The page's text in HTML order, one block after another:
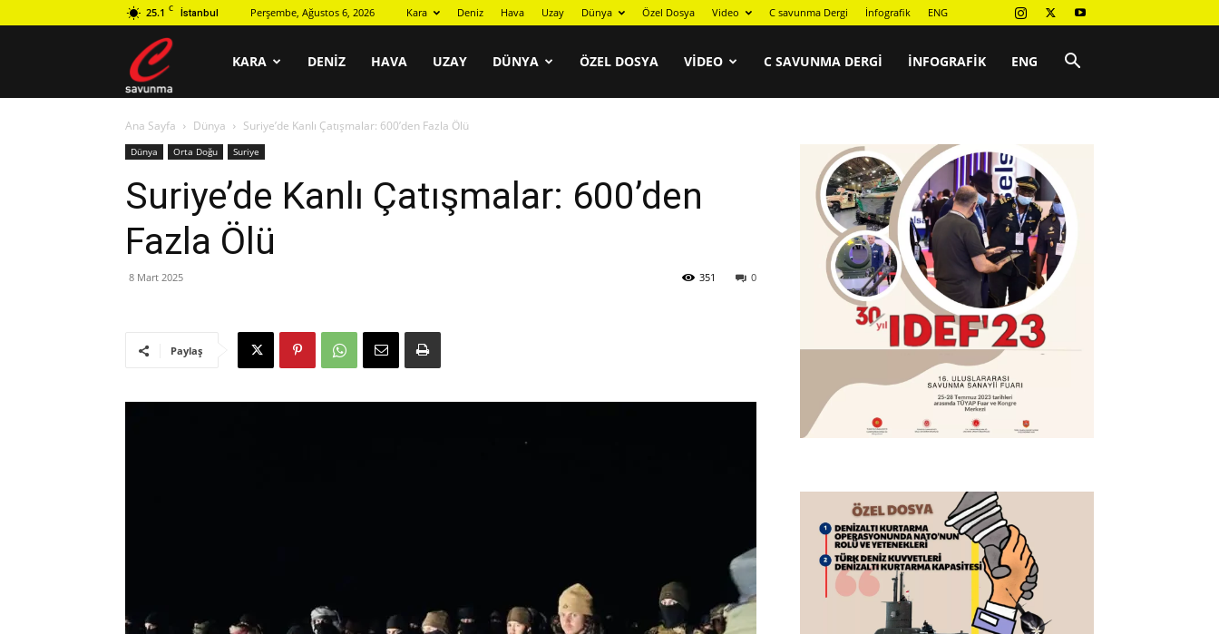
25.1 C İstanbul Perşembe, Ağustos 6, 2026 Kara Deniz Hava Uzay Dünya Özel Dosya Video C savunma Dergi İnfografik ENG
savunma
KARA DENIZ HAVA UZAY DÜNYA ÖZEL DOSYA VIDEO C SAVUNMA DERGI İNFOGRAFIK ENG
Ana Sayfa Dünya Suriye’de Kanlı Çatışmalar: 600’den Fazla Ölü
Dünya Orta Doğu Suriye
Suriye’de Kanlı Çatışmalar: 600’den
Fazla Ölü
8 Mart 2025 0
351
Paylaş